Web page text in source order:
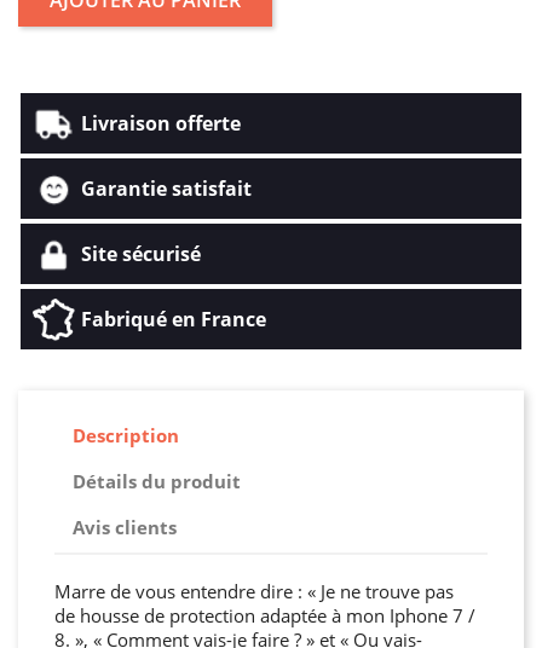
Livraison offerte
Garantie satisfait
Site sécurisé
Fabriqué en France
Description
Détails du produit
Avis clients
Marre de vous entendre dire : « Je ne trouve pas
de housse de protection adaptée à mon Iphone 7 /
8. », « Comment vais-je faire ? » et « Ou vais-